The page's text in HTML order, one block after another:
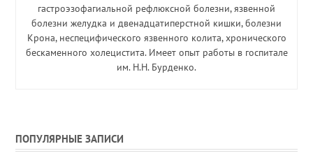
гастроэзофагиальной рефлюксной болезни, язвенной
болезни желудка и двенадцатиперстной кишки, болезни
Крона, неспецифического язвенного колита, хронического
бескаменного холецистита. Имеет опыт работы в госпитале
им. Н.Н. Бурденко.
ПОПУЛЯРНЫЕ ЗАПИСИ